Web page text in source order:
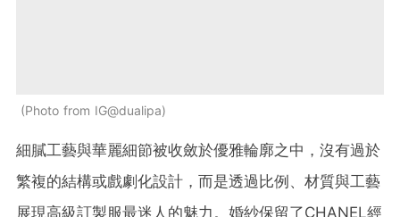
Photo from IG@dualipa
細膩工藝與華麗細節被收斂於優雅輪廓之中，沒有過於
繁複的結構或戲劇化設計，而是透過比例、材質與工藝
展現高級訂製服最迷人的魅力。婚紗保留了CHANEL經